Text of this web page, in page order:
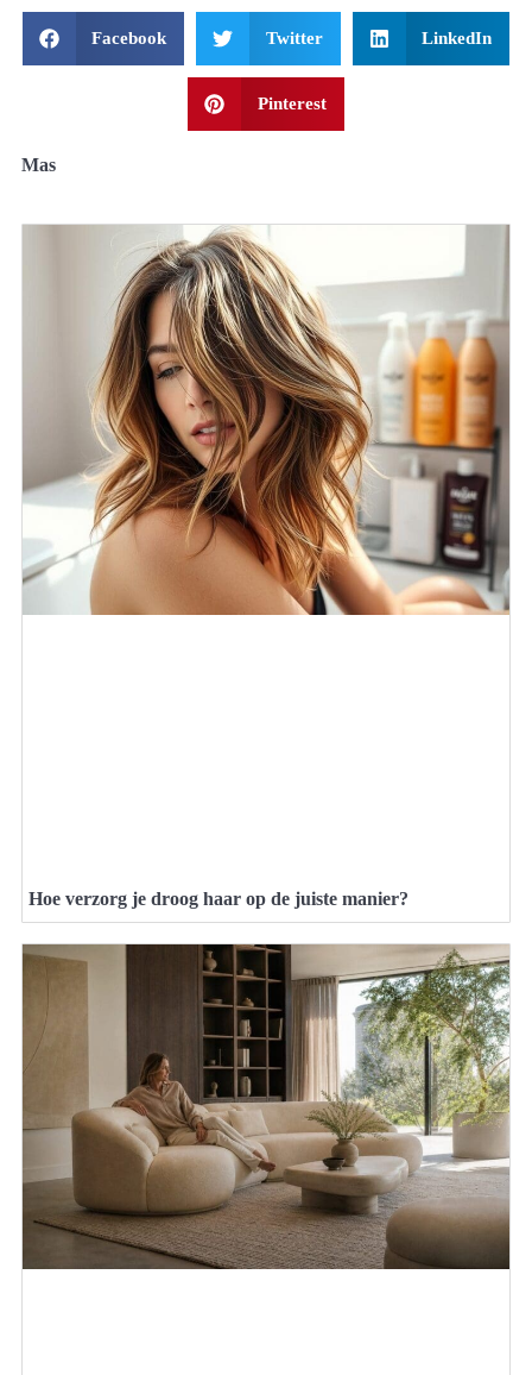
Facebook Twitter LinkedIn
Pinterest
Mas
Hoe verzorg je droog haar op de juiste manier?